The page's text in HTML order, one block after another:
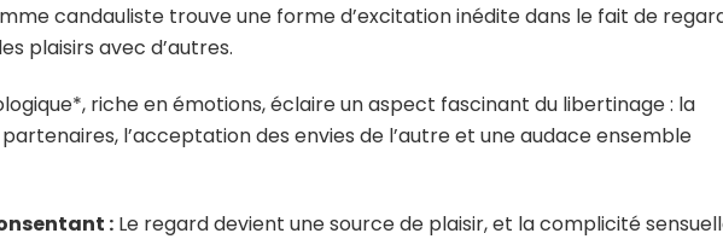
candauliste trouve une forme d’excitation inédite dans le fait de
plaisirs avec d’autres.
riche en émotions, éclaire un aspect fascinant du libertinage : la
l’acceptation des envies de l’autre et une audace ensemble
: Le regard devient une source de plaisir, et la complicité